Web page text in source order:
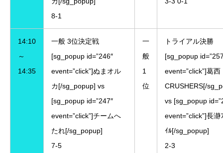
8-1
14:10
～
14:35
一般 3位決定戦
[sg_popup id=”246″
event=”click”]ぬまオル
カ[/sg_popup] vs
[sg_popup id=”247″
event=”click”]チームへ
たれ[/sg_popup]
7-5
一
般
1
位
トライアル決勝
[sg_popup
event=”click”]葛西
CRUSHERS[/
vs [sg_popup
event=”click”]長瀞
ｲﾙ[/sg_popup]
2-3